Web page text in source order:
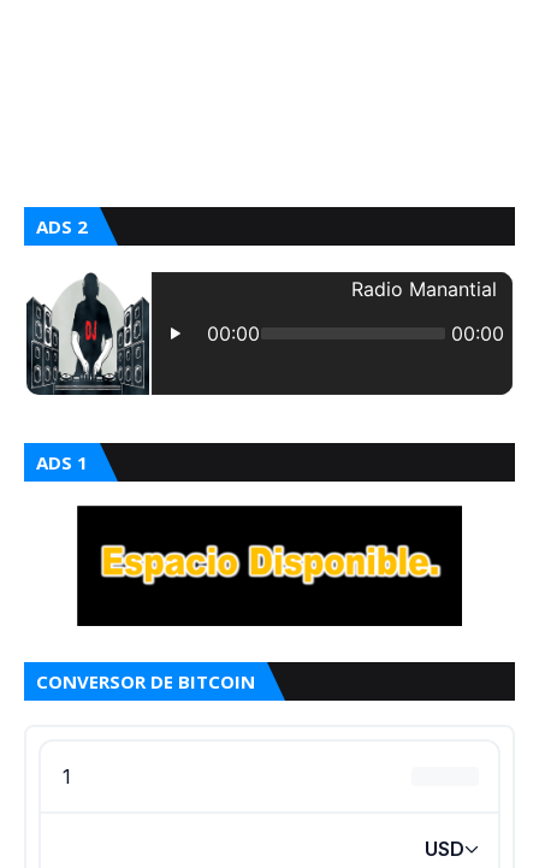
ADS 2
ADS 1
CONVERSOR DE BITCOIN